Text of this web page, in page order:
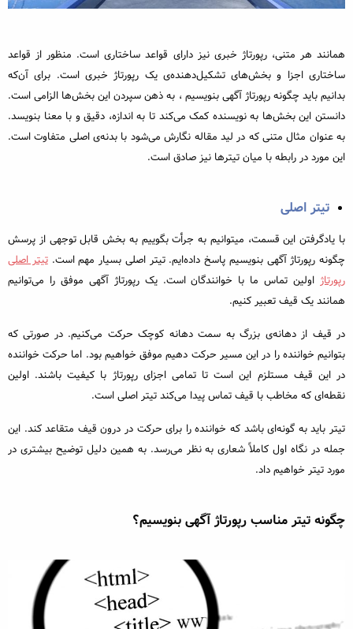
همانند هر متنی، رپورتاژ خبری نیز دارای قواعد ساختاری است. منظور از قواعد
ساختاری اجزا و بخش‌های تشکیل‌دهنده‌ی یک رپورتاژ خبری است. برای آن‌که
بدانیم باید چگونه رپورتاژ آگهی بنویسیم ، به ذهن سپردن این بخش‌ها الزامی است.
دانستن این بخش‌ها به نویسنده کمک می‌کند تا به اندازه، دقیق و با معنا بنویسد.
به عنوان مثال متنی که در لید مقاله نگارش می‌شود با بدنه‌ی اصلی متفاوت است.
این مورد در رابطه با میان تیترها نیز صادق است.
تیتر اصلی
با یادگرفتن این قسمت، میتوانیم به جرأت بگوییم به بخش قابل توجهی از پرسش
چگونه رپورتاژ آگهی بنویسیم پاسخ داده‌ایم. تیتر اصلی بسیار مهم است.تیتر اصلی
رپورتاژ اولین تماس ما با خوانندگان است. یک رپورتاژ آگهی موفق را می‌توانیم
همانند یک قیف تعبیر کنیم.
در قیف از دهانه‌ی بزرگ به سمت دهانه کوچک حرکت می‌کنیم. در صورتی که
بتوانیم خواننده را در این مسیر حرکت دهیم موفق خواهیم بود. اما حرکت خواننده
در این قیف مستلزم این است تا تمامی اجزای رپورتاژ با کیفیت باشند. اولین
نقطه‌ای که مخاطب با قیف تماس پیدا می‌کند تیتر اصلی است.
تیتر باید به گونه‌ای باشد که خواننده را برای حرکت در درون قیف متقاعد کند. این
جمله در نگاه اول کاملاً شعاری به نظر می‌رسد. به همین دلیل توضیح بیشتری در
مورد تیتر خواهیم داد.
چگونه تیتر مناسب رپورتاژ آگهی بنویسیم؟